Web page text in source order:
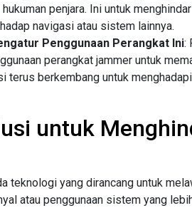
penjara. Ini untuk
navigasi atau sistem lainnya.
Penggunaan Perangkat Ini:
perangkat jammer untuk
terus berkembang untuk
untuk
teknologi yang dirancang untuk
atau penggunaan sistem yang